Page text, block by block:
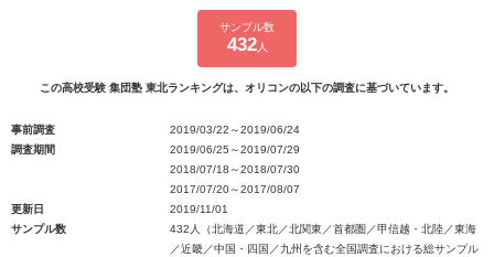
サンプル数
432人
この高校受験 集団塾 東北ランキングは、オリコンの以下の調査に基づいています。
事前調査
2019/03/22～2019/06/24
調査期間
2019/06/25～2019/07/29
2018/07/18～2018/07/30
2017/07/20～2017/08/07
更新日
2019/11/01
サンプル数
432人（北海道／東北／北関東／首都圏／甲信越・北陸／東海
／近畿／中国・四国／九州を含む全国調査における総サンプル